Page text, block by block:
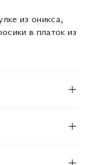
из оникса,
в платок из